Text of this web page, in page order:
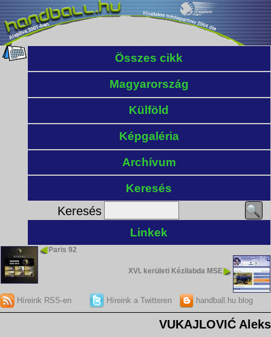
Összes cikk
Magyarország
Külföld
Képgaléria
Archívum
Keresés
Keresés
Linkek
Paris 92
XVI. kerületi Kézilabda MSE
Híreink RSS-en Híreink a Twitteren handball.hu blog
VUKAJLOVIĆ